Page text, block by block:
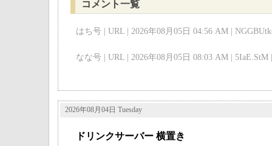
コメント一覧
はち号 | URL | 2026年08月05日 04:56 AM |
なな号 | URL | 2026年08月05日 08:03 AM | 5IaE.StM |
2026年08月04日 Tuesday
ドリンクサーバー 横置き